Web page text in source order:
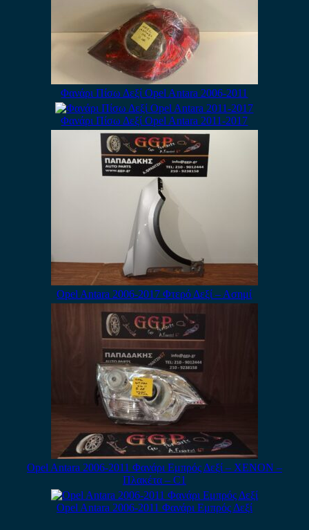
Φανάρι Πίσω Δεξί Opel Antara 2006-2011
Φανάρι Πίσω Δεξί Opel Antara 2011-2017
Opel Antara 2006-2017 Φτερό Δεξί – Ασημί
Opel Antara 2006-2011 Φανάρι Εμπρός Δεξί – XENON –
Πλακέτα – C1
Opel Antara 2006-2011 Φανάρι Εμπρός Δεξί